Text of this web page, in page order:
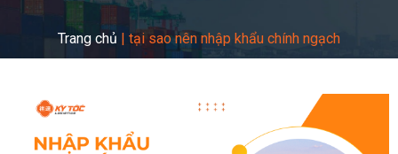
Trang chủ | tại sao nên nhập khẩu chính ngạch